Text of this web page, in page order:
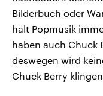
Bilderbuch oder
halt Popmusik
haben auch Chuck
deswegen wird
Chuck Berry